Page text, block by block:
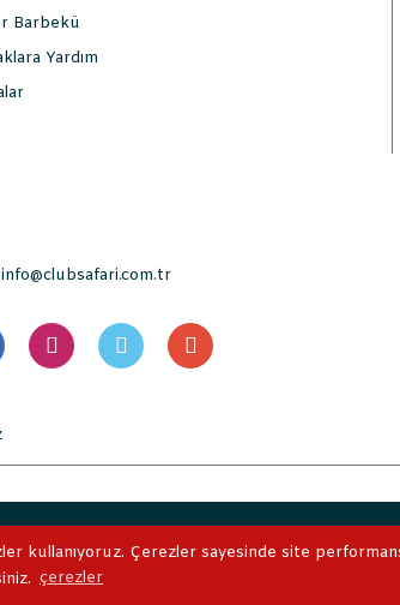
Çerezler sayesinde site
çerezler
Barbekü
Yardım
info@clubsafari.com.tr
ideasoft